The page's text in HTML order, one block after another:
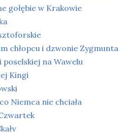
gołębie w Krakowie
chłopcu i dzwonie Zygmunta
poselskiej na Wawelu
Kingi
Niemca nie chciała